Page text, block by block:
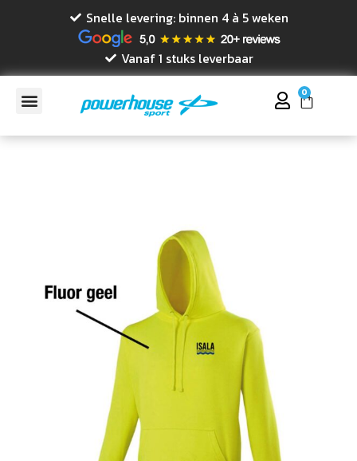
Snelle levering: binnen 4 à 5 weken
Vanaf 1 stuks leverbaar
0